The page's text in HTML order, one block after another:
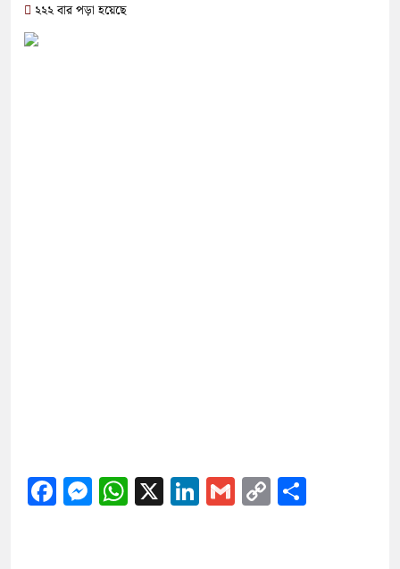
২২২ বার পড়া হয়েছে
Facebook
Messenger
WhatsApp
X LinkedIn
GmailCopy